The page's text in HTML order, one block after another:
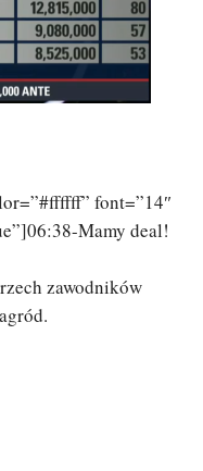
font=”14″
Mamy deal!
zawodników